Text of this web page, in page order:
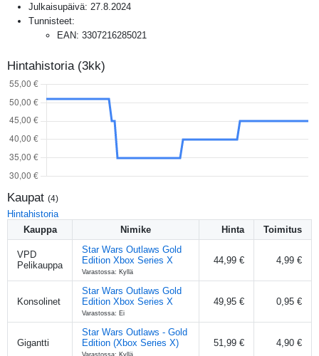
Julkaisupäivä: 27.8.2024
Tunnisteet:
EAN: 3307216285021
Hintahistoria (3kk)
Kaupat (4)
Hintahistoria
Kauppa
Nimike Hinta Toimitus
VPD
Pelikauppa
Star Wars Outlaws Gold
Edition Xbox Series X
Varastossa: Kyllä
44,99 € 4,99 €
Konsolinet
Star Wars Outlaws Gold
Edition Xbox Series X
Varastossa: Ei
49,95 € 0,95 €
Gigantti
Star Wars Outlaws - Gold
Edition (Xbox Series X)
Varastossa: Kyllä
51,99 € 4,90 €